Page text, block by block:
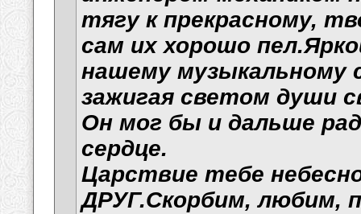
тягу к прекрасному,
сам их хорошо
нашему музыкальному
зажигая светом души
Он мог бы и дальше
сердце.
Царствие тебе
ДРУГ.Скорбим, любим,